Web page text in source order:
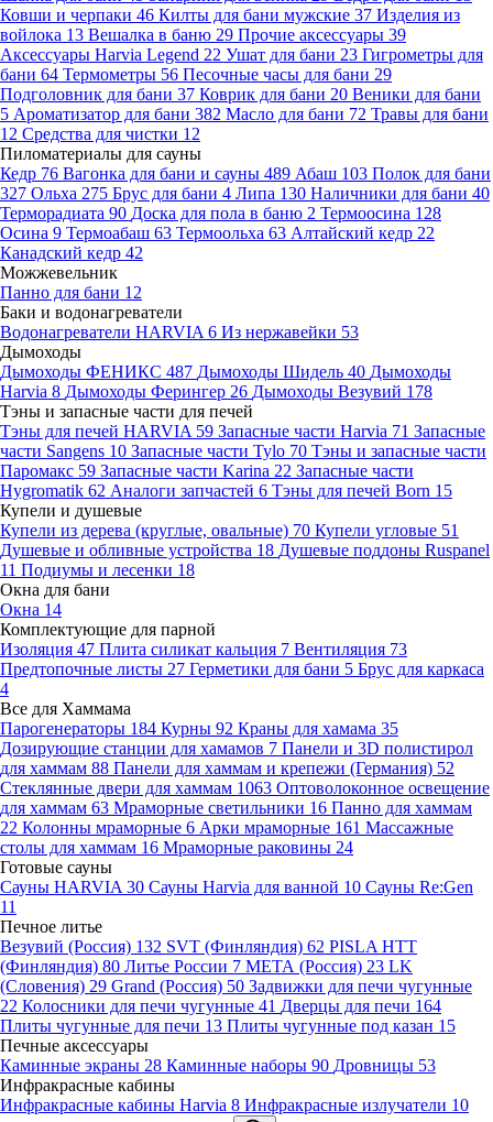
Ковши и черпаки 46 Килты для бани мужские 37 Изделия из
войлока 13 Вешалка в баню 29 Прочие аксессуары 39
Аксессуары Harvia Legend 22 Ушат для бани 23 Гигрометры для
бани 64 Термометры 56 Песочные часы для бани 29
Подголовник для бани 37 Коврик для бани 20 Веники для бани
5 Ароматизатор для бани 382 Масло для бани 72 Травы для бани
12 Средства для чистки 12
Пиломатериалы для сауны
Кедр 76 Вагонка для бани и сауны 489 Абаш 103 Полок для бани
327 Ольха 275 Брус для бани 4 Липа 130 Наличники для бани 40
Терморадиата 90 Доска для пола в баню 2 Термоосина 128
Осина 9 Термоабаш 63 Термоольха 63 Алтайский кедр 22
Канадский кедр 42
Можжевельник
Панно для бани 12
Баки и водонагреватели
Водонагреватели HARVIA 6 Из нержавейки 53
Дымоходы
Дымоходы ФЕНИКС 487 Дымоходы Шидель 40 Дымоходы
Harvia 8 Дымоходы Ферингер 26 Дымоходы Везувий 178
Тэны и запасные части для печей
Тэны для печей HARVIA 59 Запасные части Harvia 71 Запасные
части Sangens 10 Запасные части Tylo 70 Тэны и запасные части
Паромакс 59 Запасные части Karina 22 Запасные части
Hygromatik 62 Аналоги запчастей 6 Тэны для печей Born 15
Купели и душевые
Купели из дерева (круглые, овальные) 70 Купели угловые 51
Душевые и обливные устройства 18 Душевые поддоны Ruspanel
11 Подиумы и лесенки 18
Окна для бани
Окна 14
Комплектующие для парной
Изоляция 47 Плита силикат кальция 7 Вентиляция 73
Предтопочные листы 27 Герметики для бани 5 Брус для каркаса
4
Все для Хаммама
Парогенераторы 184 Курны 92 Краны для хамама 35
Дозирующие станции для хамамов 7 Панели и 3D полистирол
для хаммам 88 Панели для хаммам и крепежи (Германия) 52
Стеклянные двери для хаммам 1063 Оптоволоконное освещение
для хаммам 63 Мраморные светильники 16 Панно для хаммам
22 Колонны мраморные 6 Арки мраморные 161 Массажные
столы для хаммам 16 Мраморные раковины 24
Готовые сауны
Сауны HARVIA 30 Сауны Harvia для ванной 10 Сауны Re:Gen
11
Печное литье
Везувий (Россия) 132 SVT (Финляндия) 62 PISLA HTT
(Финляндия) 80 Литье России 7 МЕТА (Россия) 23 LK
(Словения) 29 Grand (Россия) 50 Задвижки для печи чугунные
22 Колосники для печи чугунные 41 Дверцы для печи 164
Плиты чугунные для печи 13 Плиты чугунные под казан 15
Печные аксессуары
Каминные экраны 28 Каминные наборы 90 Дровницы 53
Инфракрасные кабины
Инфракрасные кабины Harvia 8 Инфракрасные излучатели 10